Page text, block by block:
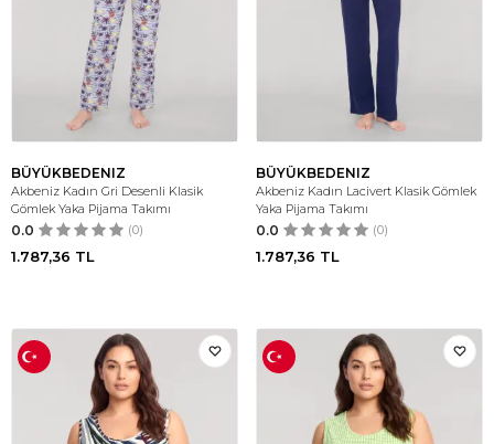
BÜYÜKBEDENIZ
Akbeniz Kadın Gri Desenli Klasik
Gömlek Yaka Pijama Takımı
0.0 (0)
1.787,36 TL
BÜYÜKBEDENIZ
Akbeniz Kadın Lacivert Klasik Gömlek
Yaka Pijama Takımı
0.0 (0)
1.787,36 TL